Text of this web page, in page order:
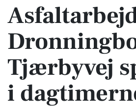
Tjærbyvej
i